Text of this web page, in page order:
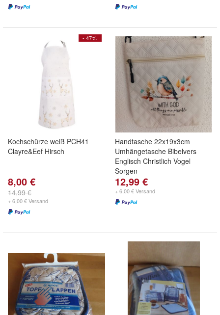
- 47%
Kochschürze weiß PCH41
Clayre&Eef Hirsch
8,00 €
14,99 €
+ 6,00 € Versand
Handtasche 22x19x3cm
Umhängetasche Bibelvers
Englisch Christlich Vogel
Sorgen
12,99 €
+ 6,00 € Versand